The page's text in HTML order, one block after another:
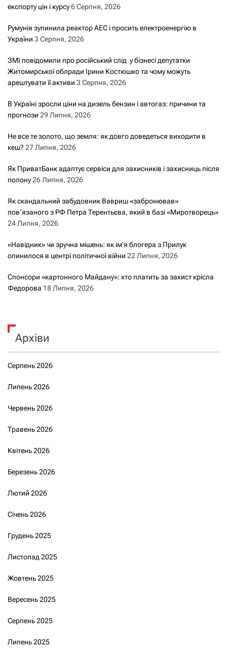
експорту цін і курсу6 Серпня, 2026
Румунія зупинила реактор АЕС і просить електроенергію в
України 3 Серпня, 2026
ЗМІ повідомили про російський слід у бізнесі депутатки
Житомирської облради Ірини Костюшко та чому можуть
арештувати її активи 3 Серпня, 2026
В Україні зросли ціни на дизель бензин і автогаз: причини та
прогнози 29 Липня, 2026
Не все те золото, що земля: як довго доведеться виходити в
кеш? 27 Липня, 2026
Як ПриватБанк адаптує сервіси для захисників і захисниць після
полону26 Липня, 2026
Як скандальний забудовник Вавриш «забронював»
повʼязаного з РФ Петра Терентьєва, який в базі «Миротворець»
24 Липня, 2026
«Навідник» чи зручна мішень: як ім’я блогера з Прилук
опинилося в центрі політичної війни 22 Липня, 2026
Спонсори «картонного Майдану»: хто платить за захист крісла
Федорова 18 Липня, 2026
Архіви
Серпень 2026
Липень 2026
Червень 2026
Травень 2026
Квітень 2026
Березень 2026
Лютий 2026
Січень 2026
Грудень 2025
Листопад 2025
Жовтень 2025
Вересень 2025
Серпень 2025
Липень 2025